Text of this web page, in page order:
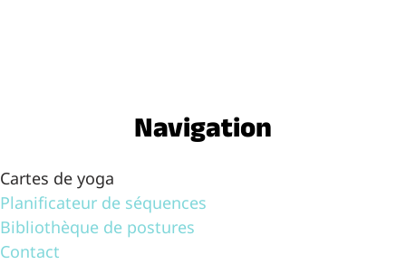
Navigation
Cartes de yoga
Planificateur de séquences
Bibliothèque de postures
Contact